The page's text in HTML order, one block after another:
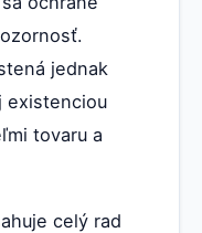
jednak
existenciou
tovaru a
celý rad